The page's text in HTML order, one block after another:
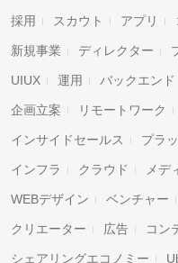
採用 スカウト アプリ
新規事業 ディレクター
UIUX 運用 バックエンド
企画立案 リモートワーク
インサイドセールス プラ
インフラ クラウド メデ
WEBデザイン ベンチャー
クリエーター 広告 コン
シェアリングエコノミー